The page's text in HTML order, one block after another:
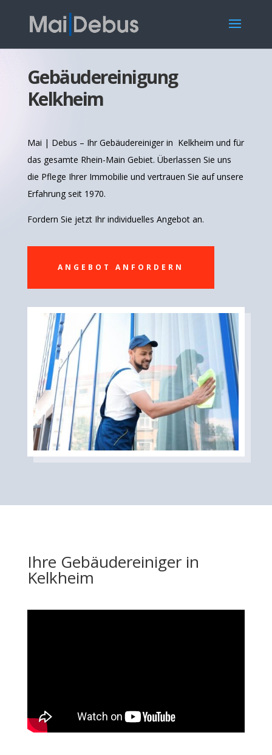
Gebäudereinigung
Kelkheim
Mai | Debus – Ihr Gebäudereiniger in Kelkheim und für
das gesamte Rhein-Main Gebiet. Überlassen Sie uns
die Pflege Ihrer Immobilie und vertrauen Sie auf unsere
Erfahrung seit 1970.
Fordern Sie jetzt Ihr individuelles Angebot an.
ANGEBOT ANFORDERN
Ihre Gebäudereiniger in
Kelkheim